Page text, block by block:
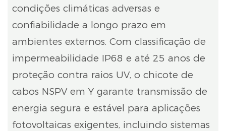
condições climáticas adversas e
confiabilidade a longo prazo em
ambientes externos. Com classificação de
impermeabilidade IP68 e até 25 anos de
proteção contra raios UV, o chicote de
cabos NSPV em Y garante transmissão de
energia segura e estável para aplicações
fotovoltaicas exigentes, incluindo sistemas